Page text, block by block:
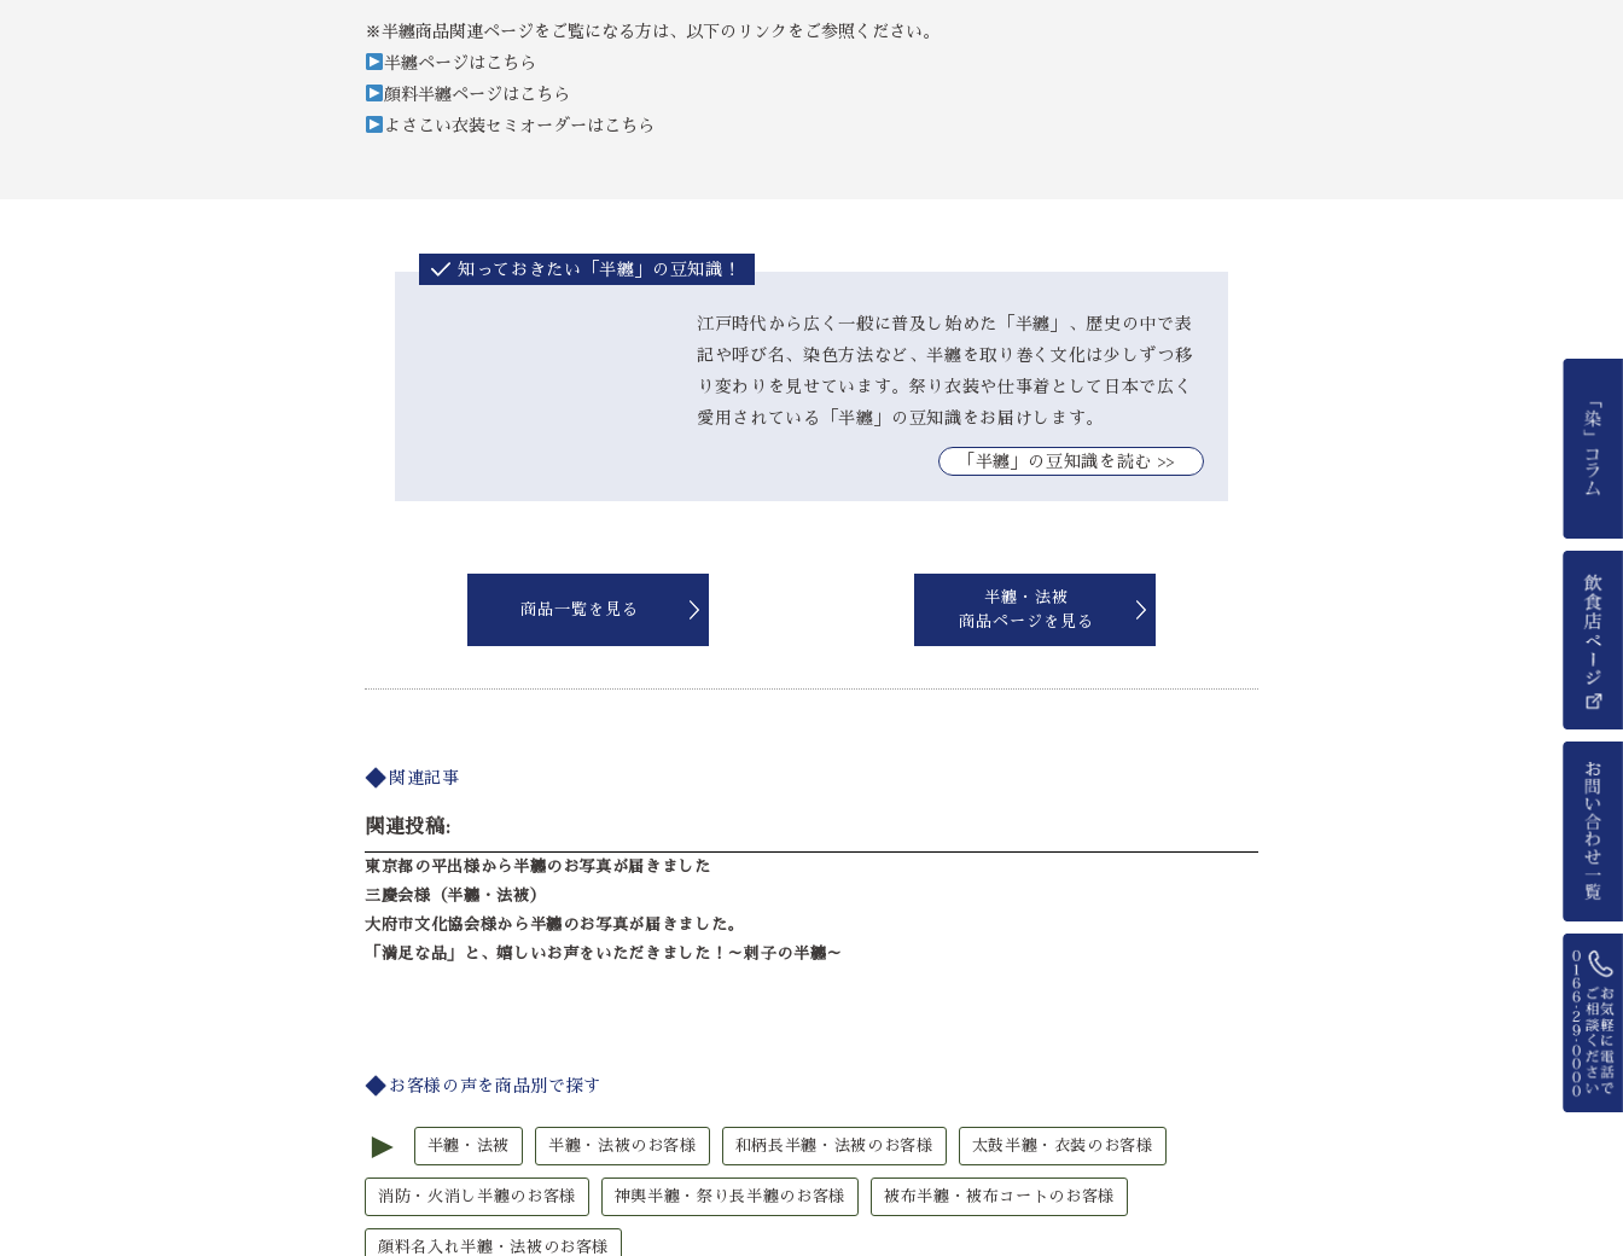
※半纏商品関連ページをご覧になる方は、以下のリンクをご参照ください。
半纏ページはこちら
顔料半纏ページはこちら
よさこい衣装セミオーダーはこちら
知っておきたい「半纏」の豆知識！
江戸時代から広く一般に普及し始めた「半纏」、歴史の中で表
記や呼び名、染色方法など、半纏を取り巻く文化は少しずつ移
り変わりを見せています。祭り衣装や仕事着として日本で広く
愛用されている「半纏」の豆知識をお届けします。
｢半纏」の豆知識を読む >>
商品一覧を見る
半纏・法被
商品ページを見る
関連記事
関連投稿:
東京都の平出様から半纏のお写真が届きました
三慶会様（半纏・法被）
大府市文化協会様から半纏のお写真が届きました。
「満足な品」と、嬉しいお声をいただきました！～刺子の半纏～
お客様の声を商品別で探す
► 半纏・法被 半纏・法被のお客様 和柄長半纏・法被のお客様 太鼓半纏・衣装のお客様
消防・火消し半纏のお客様 神輿半纏・祭り長半纏のお客様 被布半纏・被布コートのお客様
顔料名入れ半纏・法被のお客様